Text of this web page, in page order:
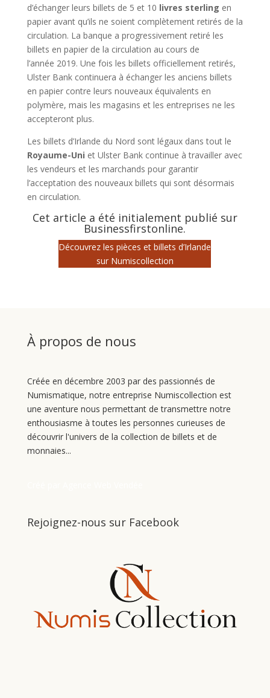
d’échanger leurs billets de 5 et 10 livres sterling en
papier avant qu’ils ne soient complètement retirés de la
circulation. La banque a progressivement retiré les
billets en papier de la circulation au cours de
l’année 2019. Une fois les billets officiellement retirés,
Ulster Bank continuera à échanger les anciens billets
en papier contre leurs nouveaux équivalents en
polymère, mais les magasins et les entreprises ne les
accepteront plus.
Les billets d’Irlande du Nord sont légaux dans tout le
Royaume-Uni et Ulster Bank continue à travailler avec
les vendeurs et les marchands pour garantir
l’acceptation des nouveaux billets qui sont désormais
en circulation.
Cet article a été initialement publié sur
Businessfirstonline.
Découvrez les pièces et billets d’Irlande
sur Numiscollection
À propos de nous
Créée en décembre 2003 par des passionnés de
Numismatique, notre entreprise Numiscollection est
une aventure nous permettant de transmettre notre
enthousiasme à toutes les personnes curieuses de
découvrir l'univers de la collection de billets et de
monnaies...
Rejoignez-nous sur Facebook